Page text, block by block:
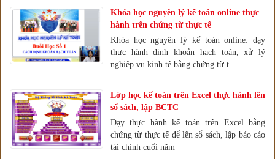
Khóa học nguyên lý kế toán online thực
hành trên chứng từ thực tế
Khóa học nguyên lý kế toán online: dạy
thực hành định khoản hạch toán, xử lý
nghiệp vụ kinh tế bằng chứng từ t...
Lớp học kế toán trên Excel thực hành lên
sổ sách, lập BCTC
Dạy thực hành kế toán trên Excel bằng
chứng từ thực tế để lên sổ sách, lập báo cáo
tài chính cuối năm